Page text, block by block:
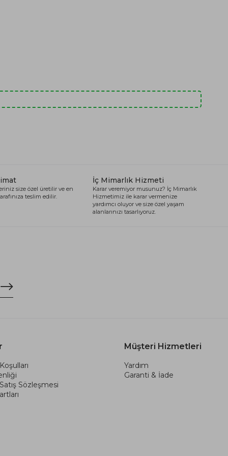
size özel üretilir ve en
teslim edilir.
İç Mimarlık Hizmeti
Karar veremiyor musunuz? İç Mimarlık
Hizmetimiz ile karar vermenize
yardımcı oluyor ve size özel yaşam
alanlarınızı tasarlıyoruz.
Sözleşmesi
Müşteri Hizmetleri
Yardım
Garanti & İade